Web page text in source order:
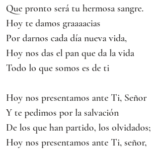
Que pronto será tu hermosa sangre.
Hoy te damos graaaacias
Por darnos cada día nueva vida,
Hoy nos das el pan que da la vida
Todo lo que somos es de ti
Hoy nos presentamos ante Ti, Señor
Y te pedimos por la salvación
De los que han partido, los olvidados;
Hoy nos presentamos ante Ti, señor,